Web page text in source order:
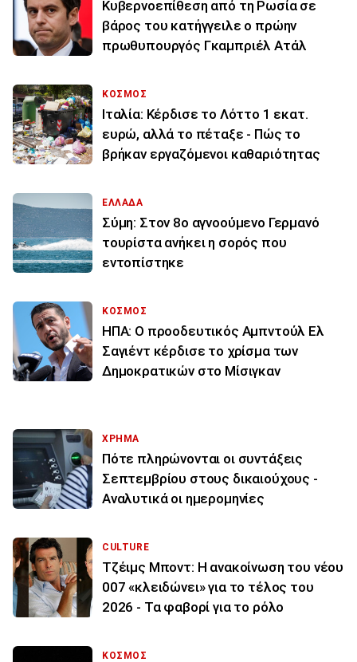
Κυβερνοεπίθεση από τη Ρωσία σε
βάρος του κατήγγειλε ο πρώην
πρωθυπουργός Γκαμπριέλ Ατάλ
ΚΟΣΜΟΣ
Ιταλία: Κέρδισε το Λόττο 1 εκατ.
ευρώ, αλλά το πέταξε - Πώς το
βρήκαν εργαζόμενοι καθαριότητας
ΕΛΛΑΔΑ
Σύμη: Στον 8ο αγνοούμενο Γερμανό
τουρίστα ανήκει η σορός που
εντοπίστηκε
ΚΟΣΜΟΣ
ΗΠΑ: Ο προοδευτικός Αμπντούλ Ελ
Σαγιέντ κέρδισε το χρίσμα των
Δημοκρατικών στο Μίσιγκαν
ΧΡΗΜΑ
Πότε πληρώνονται οι συντάξεις
Σεπτεμβρίου στους δικαιούχους -
Αναλυτικά οι ημερομηνίες
CULTURE
Τζέιμς Μποντ: Η ανακοίνωση του νέου
007 «κλειδώνει» για το τέλος του
2026 - Τα φαβορί για το ρόλο
ΚΟΣΜΟΣ